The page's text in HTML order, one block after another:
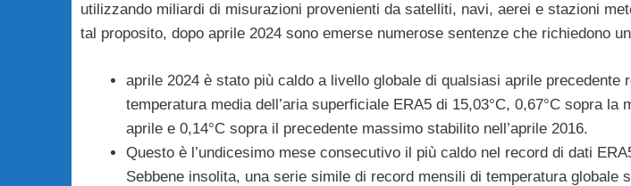
utilizzando miliardi di misurazioni provenienti da satelliti, navi, aerei e stazioni
tal proposito, dopo aprile 2024 sono emerse numerose sentenze che richiedono
aprile 2024 è stato più caldo a livello globale di qualsiasi aprile precedente
temperatura media dell’aria superficiale ERA5 di 15,03°C, 0,67°C sopra la
aprile e 0,14°C sopra il precedente massimo stabilito nell’aprile 2016.
Questo è l’undicesimo mese consecutivo il più caldo nel record di dati
Sebbene insolita, una serie simile di record mensili di temperatura globale